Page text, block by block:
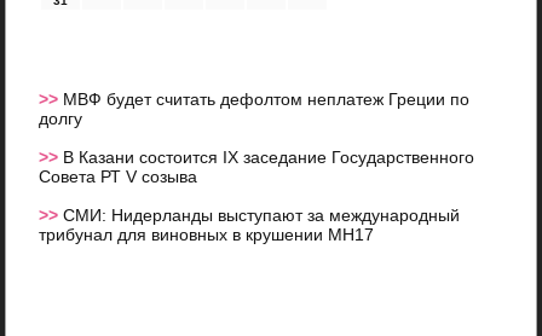
>> МВФ будет считать дефолтом неплатеж Греции по
долгу
>> В Казани состоится IX заседание Государственного
Совета РТ V созыва
>>СМИ: Нидерланды выступают за международный
трибунал для виновных в крушении МН17